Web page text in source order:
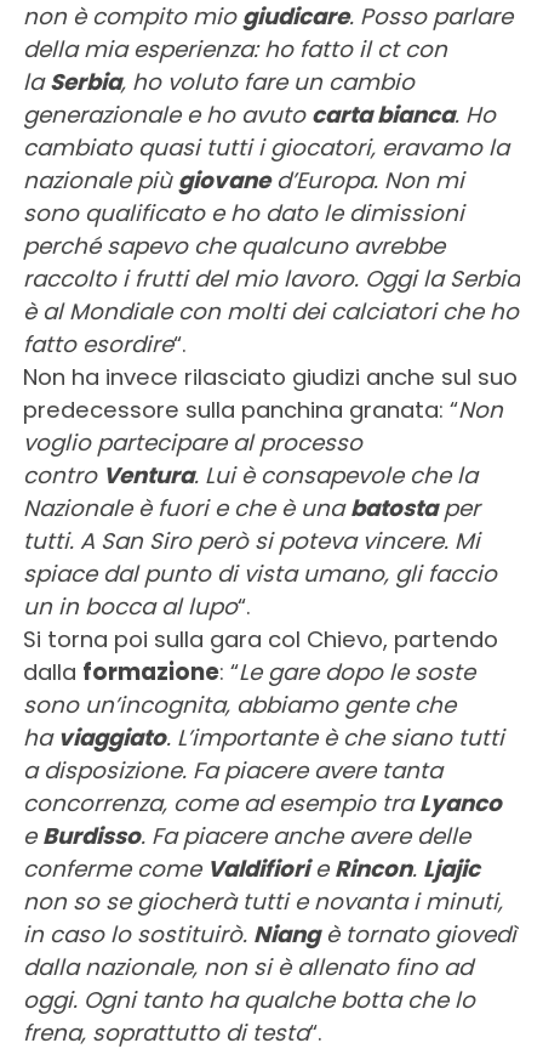
non è compito mio giudicare. Posso parlare
della mia esperienza: ho fatto il ct con
laSerbia, ho voluto fare un cambio
generazionale e ho avuto carta bianca. Ho
cambiato quasi tutti i giocatori, eravamo la
nazionale più giovaned’Europa. Non mi
sono qualificato e ho dato le dimissioni
perché sapevo che qualcuno avrebbe
raccolto i frutti del mio lavoro. Oggi la Serbia
è al Mondiale con molti dei calciatori che ho
fatto esordire“.
Non ha invece rilasciato giudizi anche sul suo
predecessore sulla panchina granata: “Non
voglio partecipare al processo
contro Ventura. Lui è consapevole che la
Nazionale è fuori e che è unabatostaper
tutti. A San Siro però si poteva vincere. Mi
spiace dal punto di vista umano, gli faccio
un in bocca al lupo“.
Si torna poi sulla gara col Chievo, partendo
dalla formazione: “Le gare dopo le soste
sono un’incognita, abbiamo gente che
ha viaggiato. L’importante è che siano tutti
a disposizione. Fa piacere avere tanta
concorrenza, come ad esempio traLyanco
e Burdisso. Fa piacere anche avere delle
conferme come Valdifiorie Rincon. Ljajic
non so se giocherà tutti e novanta i minuti,
in caso lo sostituirò. Niangè tornato giovedì
dalla nazionale, non si è allenato fino ad
oggi. Ogni tanto ha qualche botta che lo
frena, soprattutto di testa“.